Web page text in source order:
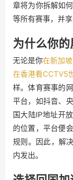
章将为你拆解如
等所有赛事，并
为什么你的
无论是你在新加
在香港看CCTV5
样。体育赛事的
平台，如抖音、
国大陆IP地址开
的位置，平台便
规则。因此，解
内发出。